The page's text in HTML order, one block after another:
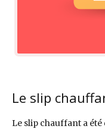
Le slip
Le slip chauffant a été